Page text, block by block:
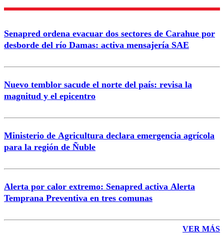
Enviar comentario
Senapred ordena evacuar dos sectores de Carahue por
desborde del río Damas: activa mensajería SAE
Nuevo temblor sacude el norte del país: revisa la
magnitud y el epicentro
Ministerio de Agricultura declara emergencia agrícola
para la región de Ñuble
Alerta por calor extremo: Senapred activa Alerta
Temprana Preventiva en tres comunas
VER MÁS